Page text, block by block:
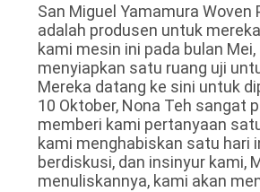
KEBIJAKAN
PRIVASI
San Miguel Yamamura Woven
adalah produsen untuk
kami mesin ini pada bulan Mei,
menyiapkan satu ruang uji
Mereka datang ke sini untuk
10 Oktober, Nona Teh sangat
memberi kami pertanyaan
kami menghabiskan satu hari
berdiskusi, dan insinyur kami,
menuliskannya, kami akan